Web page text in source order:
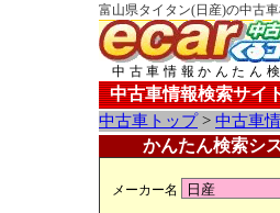
富山県タイタン(日産)の中古
中古車情報かんたん
中古車情報検索サイ
中古車トップ> 中古車
かんたん検索シ
メーカー名